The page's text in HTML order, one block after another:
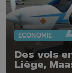
ECONOMIE
Des vols
Liège,